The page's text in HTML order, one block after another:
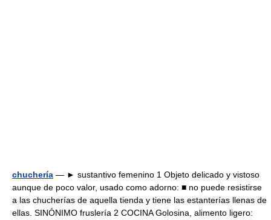
chuchería — ► sustantivo femenino 1 Objeto delicado y vistoso
aunque de poco valor, usado como adorno: ■ no puede resistirse
a las chucherías de aquella tienda y tiene las estanterías llenas de
ellas. SINÓNIMO fruslería 2 COCINA Golosina, alimento ligero: